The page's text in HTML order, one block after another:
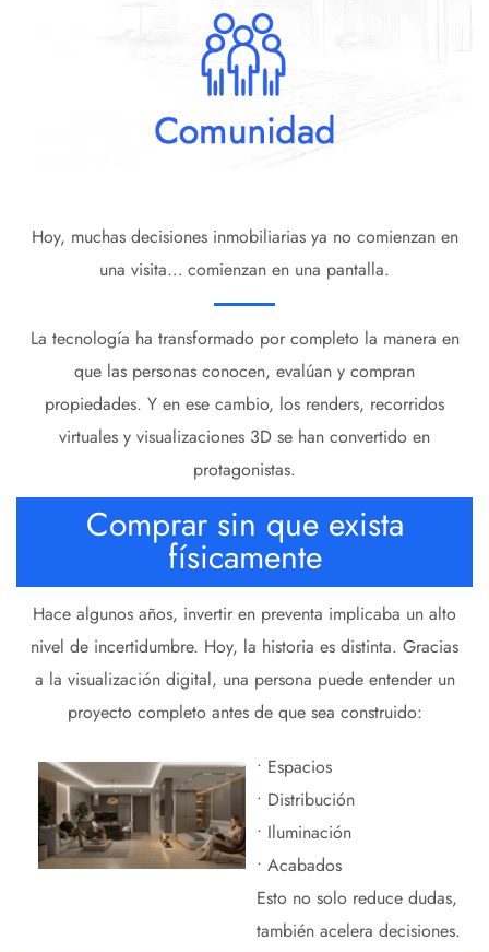
Hoy, muchas decisiones inmobiliarias ya no comienzan en
una visita… comienzan en una pantalla.
La tecnología ha transformado por completo la manera en
que las personas conocen, evalúan y compran
propiedades. Y en ese cambio, los renders, recorridos
virtuales y visualizaciones 3D se han convertido en
protagonistas.
Comprar sin que exista
físicamente
Hace algunos años, invertir en preventa implicaba un alto
nivel de incertidumbre. Hoy, la historia es distinta. Gracias
a la visualización digital, una persona puede entender un
proyecto completo antes de que sea construido:
• Espacios
• Distribución
• Iluminación
• Acabados
Esto no solo reduce dudas,
también acelera decisiones.